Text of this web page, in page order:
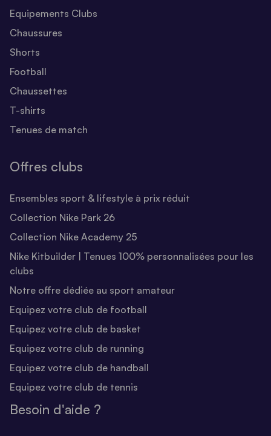
Equipements Clubs
Chaussures
Shorts
Football
Chaussettes
T-shirts
Tenues de match
Offres clubs
Ensembles sport & lifestyle à prix réduit
Collection Nike Park 26
Collection Nike Academy 25
Nike Kitbuilder | Tenues 100% personnalisées pour les
clubs
Notre offre dédiée au sport amateur
Equipez votre club de football
Equipez votre club de basket
Equipez votre club de running
Equipez votre club de handball
Equipez votre club de tennis
Besoin d'aide ?